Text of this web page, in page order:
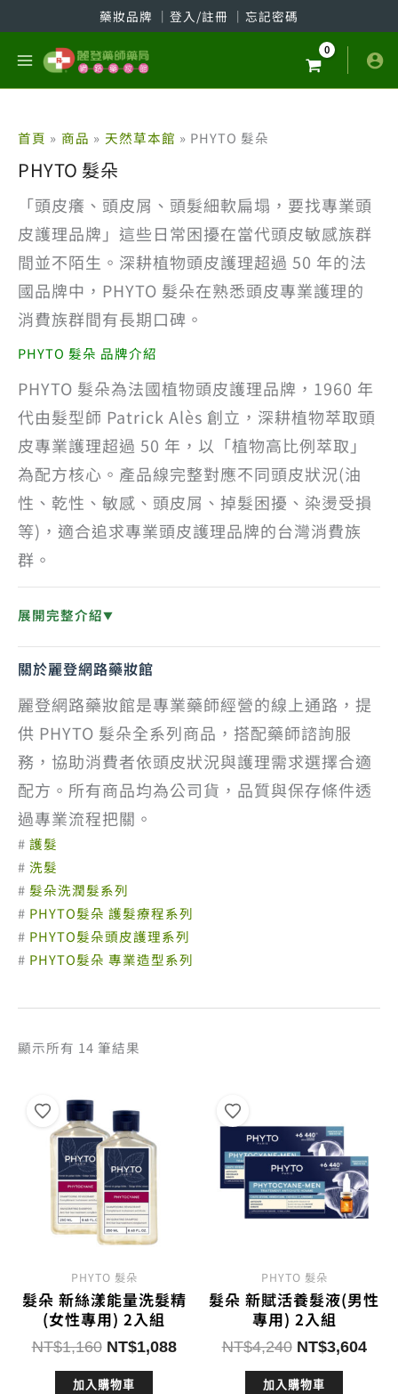
至
藥妝品牌 │ 登入/註冊 │ 忘記密碼
首頁 商品 天然草本館 PHYTO 髮朵
PHYTO 髮朵
「頭皮癢、頭皮屑、頭髮細軟扁塌，要找專業頭
皮護理品牌」這些日常困擾在當代頭皮敏感族群
間並不陌生。深耕植物頭皮護理超過 50 年的法
國品牌中，PHYTO 髮朵在熟悉頭皮專業護理的
消費族群間有長期口碑。
PHYTO 髮朵 品牌介紹
PHYTO 髮朵為法國植物頭皮護理品牌，1960 年
代由髮型師 Patrick Alès 創立，深耕植物萃取頭
皮專業護理超過 50 年，以「植物高比例萃取」
為配方核心。產品線完整對應不同頭皮狀況(油
性、乾性、敏感、頭皮屑、掉髮困擾、染燙受損
等)，適合追求專業頭皮護理品牌的台灣消費族
群。
展開完整介紹▼
關於麗登網路藥妝館
麗登網路藥妝館是專業藥師經營的線上通路，提
供 PHYTO 髮朵全系列商品，搭配藥師諮詢服
務，協助消費者依頭皮狀況與護理需求選擇合適
配方。所有商品均為公司貨，品質與保存條件透
過專業流程把關。
# 護髮
# 洗髮
# 髮朵洗潤髮系列
# PHYTO髮朵 護髮療程系列
# PHYTO髮朵頭皮護理系列
# PHYTO髮朵 專業造型系列
顯示所有 14 筆結果
序
PHYTO 髮朵
髮朵 新絲漾能量洗髮精
(女性專用) 2入組
NT$1,160 原
始
價
NT$1,088目
加入購物車
PHYTO 髮朵
髮朵 新賦活養髮液(男性
專用) 2入組
NT$4,240 原
始
價
NT$3,604目
加入購物車